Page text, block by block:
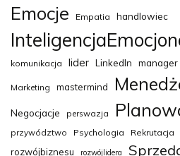
Emocje Empatia handlowiec
komunikacja lider LinkedIn manager
Marketing mastermind
Negocjacje perswazja
przywództwo Psychologia Rekrutacja
rozwójbiznesu
rozwójlidera